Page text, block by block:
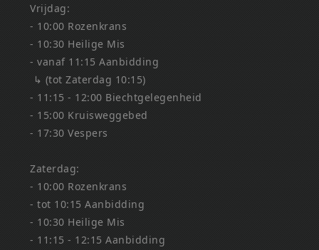
Vrijdag:
- 10:00 Rozenkrans
- 10:30 Heilige Mis
- vanaf 11:15 Aanbidding
↳ (tot Zaterdag 10:15)
- 11:15 - 12:00 Biechtgelegenheid
- 15:00 Kruisweggebed
- 17:30 Vespers
Zaterdag:
- 10:00 Rozenkrans
- tot 10:15 Aanbidding
- 10:30 Heilige Mis
- 11:15 - 12:15 Aanbidding